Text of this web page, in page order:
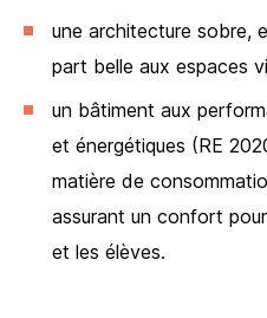
une architecture sobre,
part belle aux espaces
un bâtiment aux
et énergétiques (RE
matière de
assurant un confort
et les élèves.